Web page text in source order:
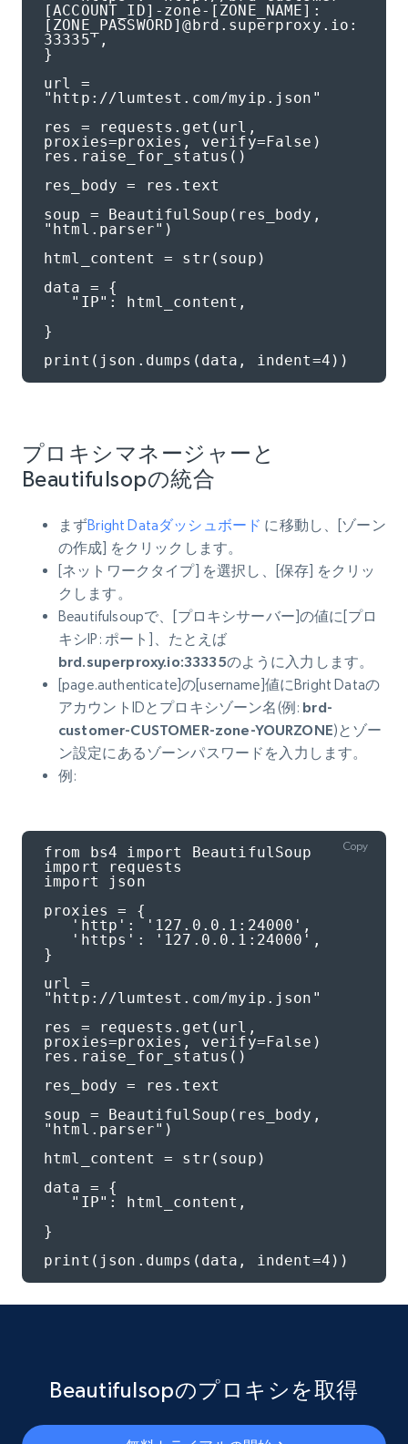
[ACCOUNT_ID]-zone-[ZONE_NAME]:
[ZONE_PASSWORD]@brd.superproxy.io:
33335',
}
url =
"http://lumtest.com/myip.json"
res = requests.get(url,
proxies=proxies, verify=False)
res.raise_for_status()
res_body = res.text
soup = BeautifulSoup(res_body,
"html.parser")
html_content = str(soup)
data = {
}
print(json.dumps(data, indent=4))
プロキシマネージャーと
Beautifulsopの統合
まずBright Dataダッシュボード に移動し、[ゾーン
の作成] をクリックします。
[ネットワークタイプ] を選択し、[保存] をクリッ
クします。
Beautifulsoupで、[プロキシサーバー]の値に[プロ
キシIP: ポート]、たとえば
brd.superproxy.io:33335のように入力します。
[page.authenticate]の[username]値にBright Dataの
アカウントIDとプロキシゾーン名(例: brd-
customer-CUSTOMER-zone-YOURZONE)とゾー
ン設定にあるゾーンパスワードを入力します。
例:
from bs4 import BeautifulSoup
import requests
import json
proxies = {
}
url =
"http://lumtest.com/myip.json"
res = requests.get(url,
proxies=proxies, verify=False)
res.raise_for_status()
res_body = res.text
soup = BeautifulSoup(res_body,
"html.parser")
html_content = str(soup)
data = {
}
print(json.dumps(data, indent=4))
Copy
Beautifulsopのプロキシを取得